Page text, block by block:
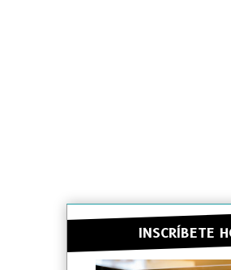
INSCRÍBETE